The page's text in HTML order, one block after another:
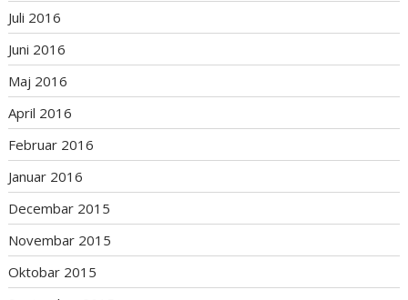
Juli 2016
Juni 2016
Maj 2016
April 2016
Februar 2016
Januar 2016
Decembar 2015
Novembar 2015
Oktobar 2015